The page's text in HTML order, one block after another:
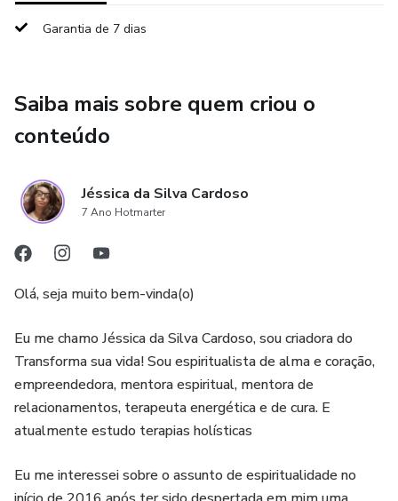
— e apresenta os 4 pilares fundamentais para um
relacionamento verdadeiro e saudável:
✨ Harmonia
✨ Respeito
Neste ebook, você vai aprender que o amor não se
emocional, maturidade espiritual e escolhas diárias.
Este eBook é para você que:
✔️ Deseja um amor leve, maduro e verdadeiro
✔️ Quer parar de repetir padrões de sofrimento
✔️ Busca crescimento emocional e espiritual
Garantia de 7 dias
Saiba mais sobre quem criou o
conteúdo
Jéssica da Silva Cardoso
7 Ano Hotmarter
Olá, seja muito bem-vinda(o)
Eu me chamo Jéssica da Silva Cardoso, sou criadora do
Transforma sua vida! Sou espiritualista de alma e coração,
empreendedora, mentora espiritual, mentora de
relacionamentos, terapeuta energética e de cura. E
atualmente estudo terapias holísticas
Eu me interessei sobre o assunto de espiritualidade no